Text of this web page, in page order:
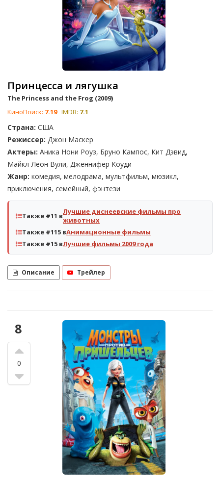
Принцесса и лягушка
The Princess and the Frog (2009)
КиноПоиск: 7.19 IMDB: 7.1
Страна: США
Режиссер: Джон Маскер
Актеры: Аника Нони Роуз, Бруно Кампос, Кит Дэвид,
Майкл-Леон Вули, Дженнифер Коуди
Жанр: комедия, мелодрама, мультфильм, мюзикл,
приключения, семейный, фэнтези
Также #11 вЛучшие диснеевские фильмы про
животных
Также #115 вАнимационные фильмы
Также #15 вЛучшие фильмы 2009 года
Описание Трейлер
8
0